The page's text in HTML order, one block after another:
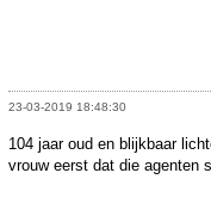
23-03-2019 18:48:30
104 jaar oud en blijkbaar
vrouw eerst dat die agenten